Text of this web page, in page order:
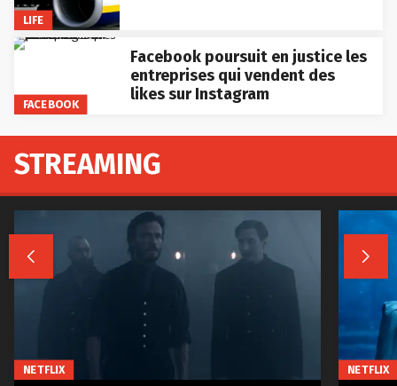
LIFE
FACEBOOK
Facebook poursuit en justice les
entreprises qui vendent des
likes sur Instagram
STREAMING
 
NETFLIX NETFLIX